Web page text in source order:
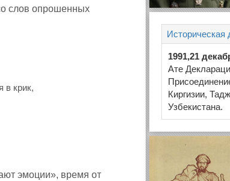
слов опрошенных
в крик,
эмоции», время от
Историческая
1991,21
Ате
Киргизии,
Узбекистана.